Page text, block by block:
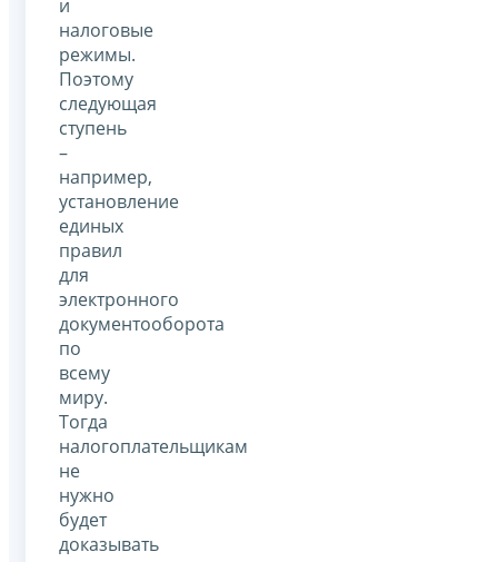
и
налоговые
режимы.
Поэтому
следующая
ступень
–
например,
установление
единых
правил
для
электронного
документооборота
по
всему
миру.
Тогда
налогоплательщикам
не
нужно
будет
доказывать